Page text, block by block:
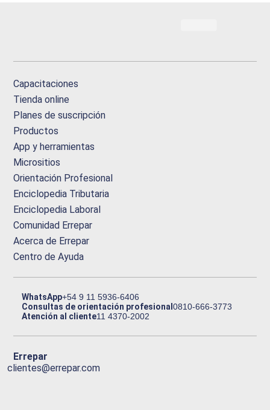
Capacitaciones
Tienda online
Planes de suscripción
Productos
App y herramientas
Micrositios
Orientación Profesional
Enciclopedia Tributaria
Enciclopedia Laboral
Comunidad Errepar
Acerca de Errepar
Centro de Ayuda
WhatsApp+54 9 11 5936-6406
Consultas de orientación profesional0810-666-3773
Atención al cliente11 4370-2002
Errepar
clientes@errepar.com